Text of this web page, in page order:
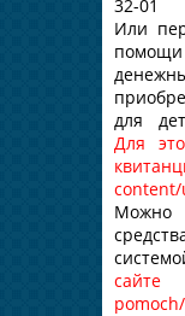
32-01
Или
для
Для
content/
Можно
сайте